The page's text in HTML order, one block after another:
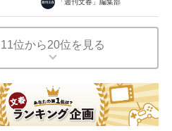
「週刊文春」編集部
11位から20位を見る